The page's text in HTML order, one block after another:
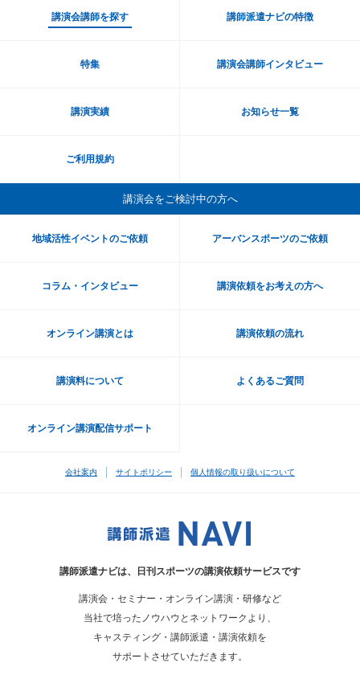
講演会講師を探す 講師派遣ナビの特徴
特集 講演会講師インタビュー
講演実績 お知らせ一覧
ご利用規約
講演会をご検討中の方へ
地域活性イベントのご依頼 アーバンスポーツのご依頼
コラム・インタビュー 講演依頼をお考えの方へ
オンライン講演とは 講演依頼の流れ
講演料について よくあるご質問
オンライン講演配信サポート
会社案内 サイトポリシー 個人情報の取り扱いについて
講師派遣ナビは、 日刊スポーツの講演依頼サービスです
講演会・セミナー・オンライン講演・研修など
当社で培ったノウハウとネットワークより、
キャスティング・講師派遣・講演依頼を
サポートさせていただきます。